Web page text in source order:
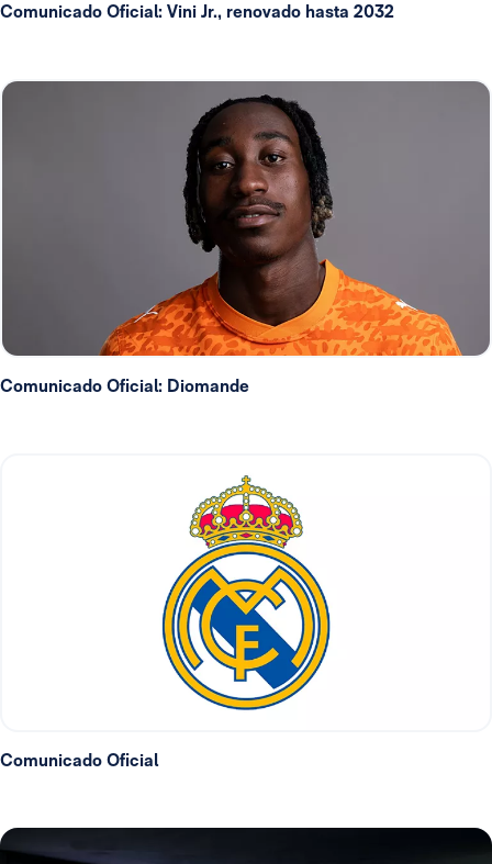
Comunicado Oficial: Vini Jr., renovado hasta 2032
Comunicado Oficial: Diomande
Comunicado Oficial